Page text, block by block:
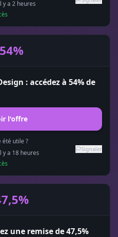
y a 2 heures
: accédez à 54% de
l'offre
été utile ?
y a 18 heures
Signaler
une remise de 47,5%